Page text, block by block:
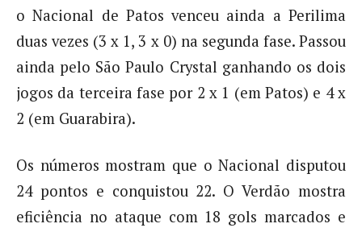
o Nacional de Patos venceu ainda a Perilima
duas vezes (3 x 1, 3 x 0) na segunda fase. Passou
ainda pelo São Paulo Crystal ganhando os dois
jogos da terceira fase por 2 x 1 (em Patos) e 4 x
2 (em Guarabira).
Os números mostram que o Nacional disputou
24 pontos e conquistou 22. O Verdão mostra
eficiência no ataque com 18 gols marcados e